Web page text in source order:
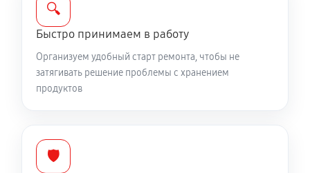
🔍
Быстро принимаем в работу
Организуем удобный старт ремонта, чтобы не
затягивать решение проблемы с хранением
продуктов
🛡️